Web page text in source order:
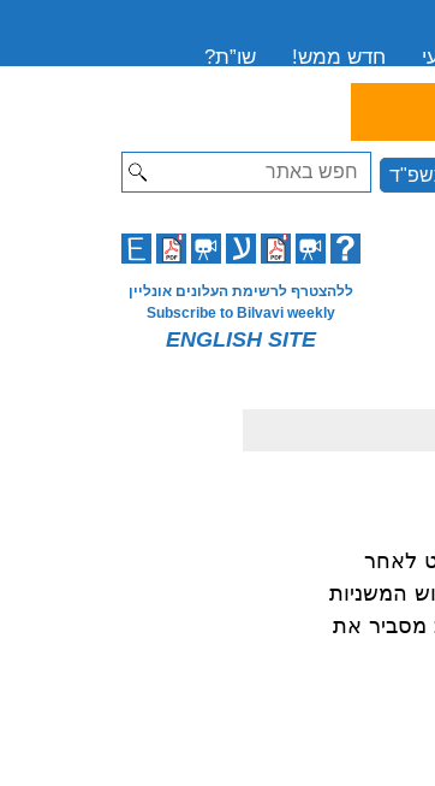
שו”ת?
חדש ממש!
Search
ללהצטרף לרשימת העלונים אונליין
Subscribe to Bilvavi weekly
ENGLISH SITE
לאחר
המשניות
מסביר את